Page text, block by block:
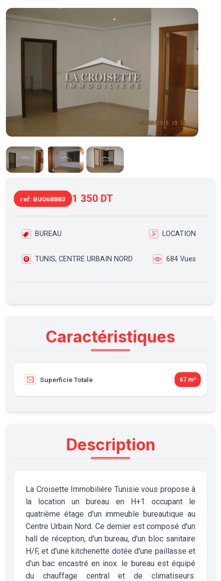
ref: BU068883 1 350 DT
BUREAU LOCATION
TUNIS, CENTRE URBAIN NORD 684 Vues
Caractéristiques
Superficie Totale 67 m²
Description
La Croisette Immobilière Tunisie vous propose à
la location un bureau en H+1 occupant le
quatrième étage d'un immeuble bureautique au
Centre Urbain Nord. Ce dernier est composé d'un
hall de réception, d'un bureau, d'un bloc sanitaire
H/F, et d'une kitchenette dotée d'une paillasse et
d'un bac encastré en inox. le bureau est équipé
du chauffage central et de climatiseurs.